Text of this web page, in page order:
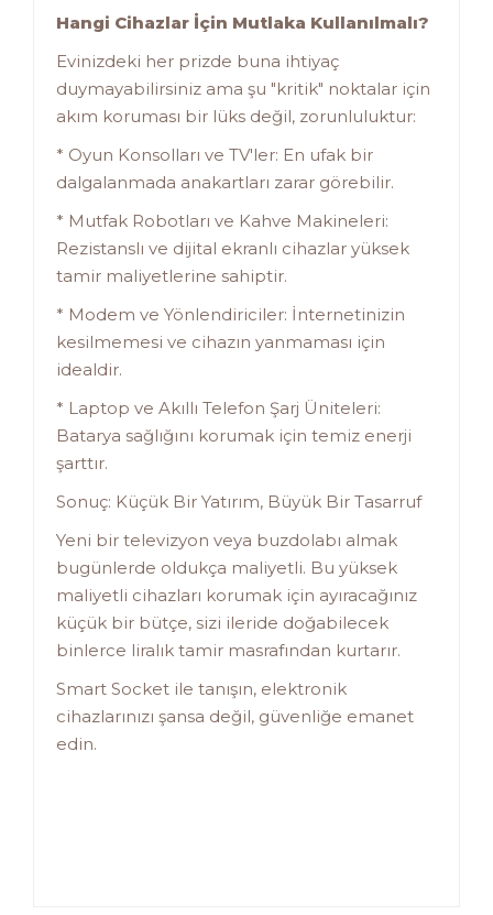
Hangi Cihazlar İçin Mutlaka Kullanılmalı?
Evinizdeki her prizde buna ihtiyaç
duymayabilirsiniz ama şu "kritik" noktalar için
akım koruması bir lüks değil, zorunluluktur:
* Oyun Konsolları ve TV'ler: En ufak bir
dalgalanmada anakartları zarar görebilir.
* Mutfak Robotları ve Kahve Makineleri:
Rezistanslı ve dijital ekranlı cihazlar yüksek
tamir maliyetlerine sahiptir.
* Modem ve Yönlendiriciler: İnternetinizin
kesilmemesi ve cihazın yanmaması için
idealdir.
* Laptop ve Akıllı Telefon Şarj Üniteleri:
Batarya sağlığını korumak için temiz enerji
şarttır.
Sonuç: Küçük Bir Yatırım, Büyük Bir Tasarruf
Yeni bir televizyon veya buzdolabı almak
bugünlerde oldukça maliyetli. Bu yüksek
maliyetli cihazları korumak için ayıracağınız
küçük bir bütçe, sizi ileride doğabilecek
binlerce liralık tamir masrafından kurtarır.
Smart Socket ile tanışın, elektronik
cihazlarınızı şansa değil, güvenliğe emanet
edin.